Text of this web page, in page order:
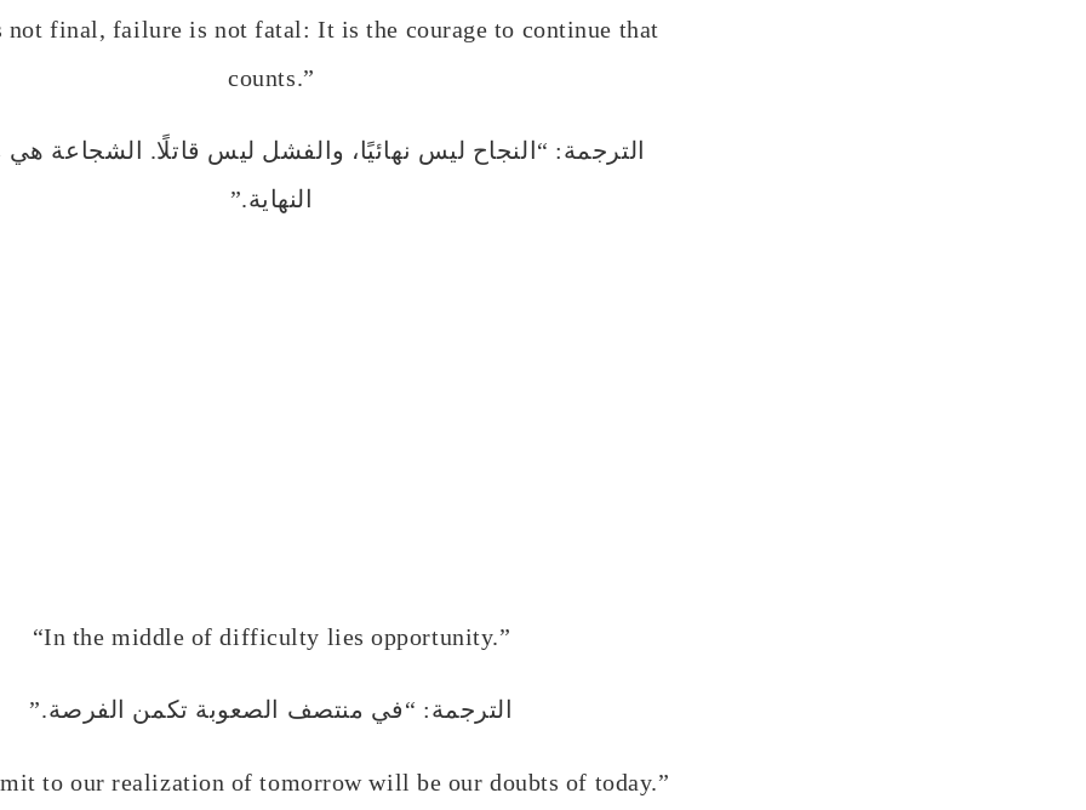
not final, failure is not fatal: It is the courage to continue that
counts.”
الترجمة: “النجاح ليس نهائيًا، والفشل ليس قاتلًا. الشجاعة
النهاية.”
“In the middle of difficulty lies opportunity.”
الترجمة: “في منتصف الصعوبة تكمن الفرصة.”
to our realization of tomorrow will be our doubts of today.”